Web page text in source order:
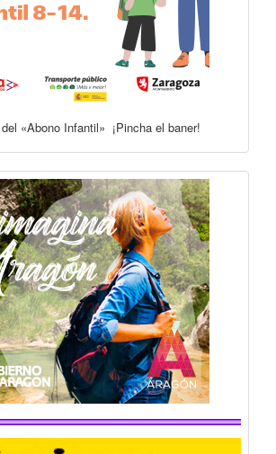
«Abono Infantil» ¡Pincha el baner!